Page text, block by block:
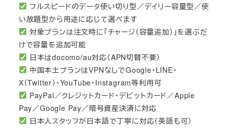
フルスピードのデータ使い切り型／デイリー容量型／使
い放題型から用途に応じて選べます
対象プランは注文時に「チャージ（容量追加）」を選ぶだ
けで容量を追加可能
日本はdocomo/au対応（APN切替不要）
中国本土プランはVPNなしでGoogle・LINE・
X（Twitter）・YouTube・Instagram等利用可
PayPal／クレジットカード・デビットカード／Apple
Pay／Google Pay／暗号資産決済に対応
日本人スタッフが日本語で丁寧に対応（英語も可）